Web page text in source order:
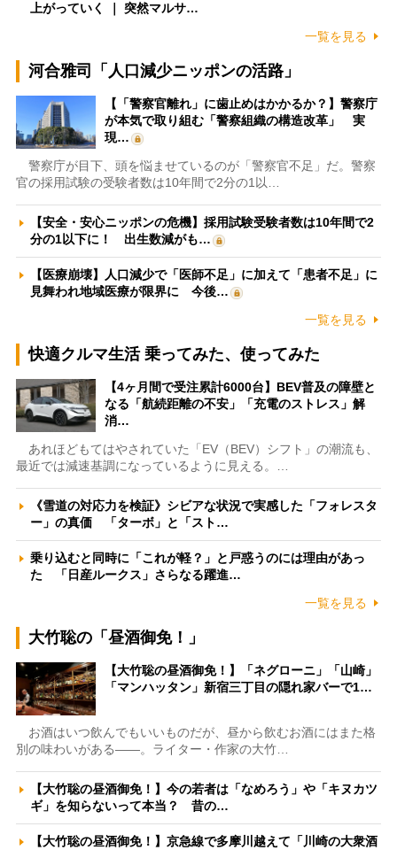
上がっていく ｜ 突然マルサ…
一覧を見る
河合雅司「人口減少ニッポンの活路」
【「警察官離れ」に歯止めはかかるか？】警察庁
が本気で取り組む「警察組織の構造改革」 実
現…
警察庁が目下、頭を悩ませているのが「警察官不足」だ。警察
官の採用試験の受験者数は10年間で2分の1以…
【安全・安心ニッポンの危機】採用試験受験者数は10年間で2
分の1以下に！ 出生数減がも…
【医療崩壊】人口減少で「医師不足」に加えて「患者不足」に
見舞われ地域医療が限界に 今後…
一覧を見る
快適クルマ生活 乗ってみた、使ってみた
【4ヶ月間で受注累計6000台】BEV普及の障壁と
なる「航続距離の不安」「充電のストレス」解
消…
あれほどもてはやされていた「EV（BEV）シフト」の潮流も、
最近では減速基調になっているように見える。…
《雪道の対応力を検証》シビアな状況で実感した「フォレスタ
ー」の真価 「ターボ」と「スト…
乗り込むと同時に「これが軽？」と戸惑うのには理由があっ
た 「日産ルークス」さらなる躍進…
一覧を見る
大竹聡の「昼酒御免！」
【大竹聡の昼酒御免！】「ネグローニ」「山崎」
「マンハッタン」新宿三丁目の隠れ家バーで1…
お酒はいつ飲んでもいいものだが、昼から飲むお酒にはまた格
別の味わいがある――。ライター・作家の大竹…
【大竹聡の昼酒御免！】今の若者は「なめろう」や「キヌカツ
ギ」を知らないって本当？ 昔の…
【大竹聡の昼酒御免！】京急線で多摩川越えて「川崎の大衆酒